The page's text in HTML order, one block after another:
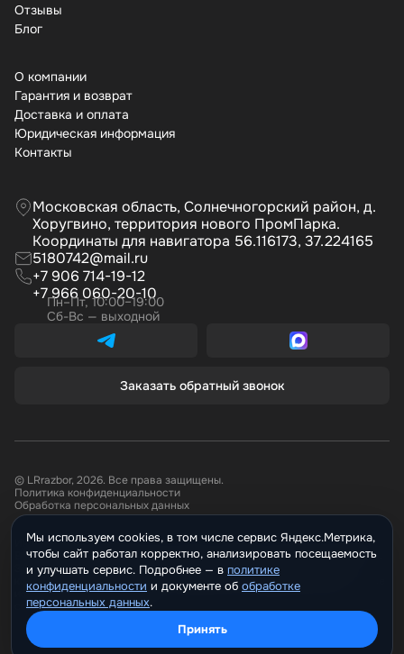
Отзывы
Бло
О компании
Гарантия и возврат
Доставка и оплата
Юридическая информация
Контакты
Московская область, Солнечногорский район, д.
Хоругвино, территория нового ПромПарка.
Координаты для навигатора 56.116173, 37.224165
5180742@mail.ru
+7 906 714-19-12
+7 966 060-20-10
Пн–Пт, 10:00–19:00
Сб-Вс — выходной
Заказать обратный звонок
© LRrazbor, 2026. Все права защищены.
Политика конфиденциальности
Обработка персональных данных
Информация, размещённая на сайте не является публичной офертой.
Все материалы данного сайта являются объектами авторского права.
Запрещается копирование, распространение (в том числе путем
копирования на другие сайты и ресурсы в Интернете) или любое иное
использование информации и объектов без предварительного
согласия правообладателя.
Мы используем cookies, в том числе сервис Яндекс.Метрика,
чтобы сайт работал корректно, анализировать посещаемость
и улучшать сервис. Подробнее — политике
конфиденциальности и документе о обработке
персональных данных.
Принять